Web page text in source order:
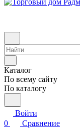
Каталог
По всему сайту
По каталогу
Войти
0
Сравнение